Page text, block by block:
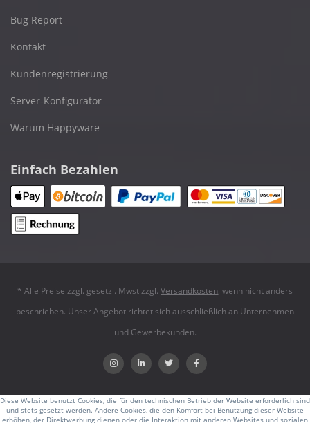
Bug Report
Kontakt
Kundenregistrierung
Server-Konfigurator
Warum Happyware
Einfach Bezahlen
* Alle Preise zzgl. gesetzl. Mwst zzgl. Versandkosten, wenn nicht anders
beschrieben. Unser Angebot richtet sich ausschließlich an Unternehmen
und Gewerbekunden.
Diese Website benutzt Cookies, die für den technischen Betrieb der Website erforderlich sind
und stets gesetzt werden. Andere Cookies, die den Komfort bei Benutzung dieser Website
erhöhen, der Direktwerbung dienen oder die Interaktion mit anderen Websites und sozialen